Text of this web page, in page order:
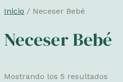
Inicio / Neceser Bebé
Neceser Bebé
Mostrando los 5 resultados